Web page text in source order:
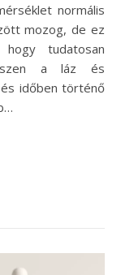
normális
mozog, de ez
tudatosan
a láz és
időben történő